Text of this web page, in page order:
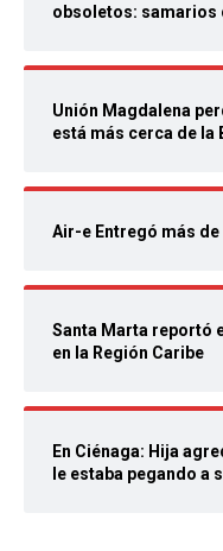
obsoletos: samarios
Unión Magdalena
está más cerca de la
Air-e Entregó más
Santa Marta reportó
en la Región Caribe
En Ciénaga: Hija
le estaba pegando a